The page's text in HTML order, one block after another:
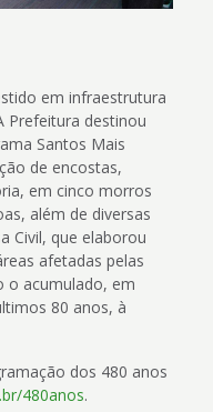
em infraestrutura
Prefeitura destinou
Santos Mais
de encostas,
em cinco morros
além de diversas
Civil, que elaborou
afetadas pelas
o acumulado, em
80 anos, à
dos 480 anos
480anos.